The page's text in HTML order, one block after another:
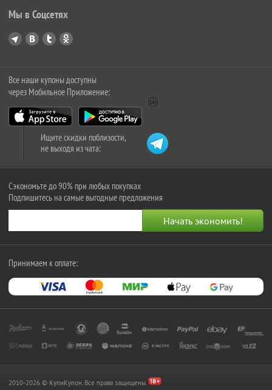
Мы в Соцсетях
Все наши купоны доступны
через Мобильное Приложение:
Ищите скидки поблизости,
не выходя из чата:
Сэкономьте до 90% при любых покупках
Подпишитесь на самые выгодные предложения
Принимаем к оплате:
2010-2026 © КупиКупон. Все права защищены.